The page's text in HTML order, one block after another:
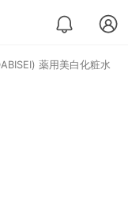
薬用美白化粧水